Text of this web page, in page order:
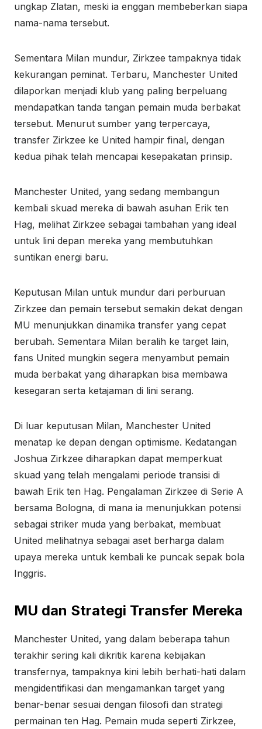
ungkap Zlatan, meski ia enggan membeberkan siapa
nama-nama tersebut.
Sementara Milan mundur, Zirkzee tampaknya tidak
kekurangan peminat. Terbaru, Manchester United
dilaporkan menjadi klub yang paling berpeluang
mendapatkan tanda tangan pemain muda berbakat
tersebut. Menurut sumber yang terpercaya,
transfer Zirkzee ke United hampir final, dengan
kedua pihak telah mencapai kesepakatan prinsip.
Manchester United, yang sedang membangun
kembali skuad mereka di bawah asuhan Erik ten
Hag, melihat Zirkzee sebagai tambahan yang ideal
untuk lini depan mereka yang membutuhkan
suntikan energi baru.
Keputusan Milan untuk mundur dari perburuan
Zirkzee dan pemain tersebut semakin dekat dengan
MU menunjukkan dinamika transfer yang cepat
berubah. Sementara Milan beralih ke target lain,
fans United mungkin segera menyambut pemain
muda berbakat yang diharapkan bisa membawa
kesegaran serta ketajaman di lini serang.
Di luar keputusan Milan, Manchester United
menatap ke depan dengan optimisme. Kedatangan
Joshua Zirkzee diharapkan dapat memperkuat
skuad yang telah mengalami periode transisi di
bawah Erik ten Hag. Pengalaman Zirkzee di Serie A
bersama Bologna, di mana ia menunjukkan potensi
sebagai striker muda yang berbakat, membuat
United melihatnya sebagai aset berharga dalam
upaya mereka untuk kembali ke puncak sepak bola
Inggris.
MU dan Strategi Transfer Mereka
Manchester United, yang dalam beberapa tahun
terakhir sering kali dikritik karena kebijakan
transfernya, tampaknya kini lebih berhati-hati dalam
mengidentifikasi dan mengamankan target yang
benar-benar sesuai dengan filosofi dan strategi
permainan ten Hag. Pemain muda seperti Zirkzee,